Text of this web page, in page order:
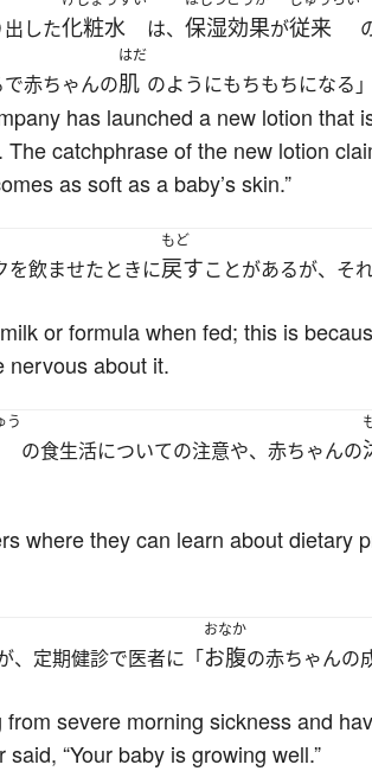
した化粧水 は、 保湿効果が従来
赤ちゃんの
はだ
肌 のようにもちもちになる
has launched a new lotion that
catchphrase of the new lotion
as soft as a baby’s skin.”
を飲ませたときに
もど
戻すことがあるが、そ
or formula when fed; this is
nervous about it.
う
の食生活についての注意や、赤ちゃんの
where they can learn about dietary
、定期健診で医者に「
おなか
お腹の赤ちゃんの
severe morning sickness and
“Your baby is growing well.”